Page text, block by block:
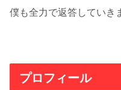
僕も全力で返答していき
プロフィール